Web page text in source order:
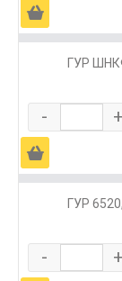
Ä
ГУР
- +
Ä
ГУР
- +